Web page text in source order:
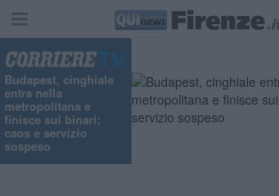
Budapest, cinghiale
entra nella
metropolitana e
finisce sui binari:
caos e servizio
sospeso